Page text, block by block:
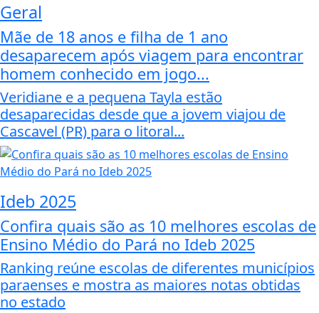
Geral
Mãe de 18 anos e filha de 1 ano
desaparecem após viagem para encontrar
homem conhecido em jogo...
Veridiane e a pequena Tayla estão
desaparecidas desde que a jovem viajou de
Cascavel (PR) para o litoral...
Ideb 2025
Confira quais são as 10 melhores escolas de
Ensino Médio do Pará no Ideb 2025
Ranking reúne escolas de diferentes municípios
paraenses e mostra as maiores notas obtidas
no estado